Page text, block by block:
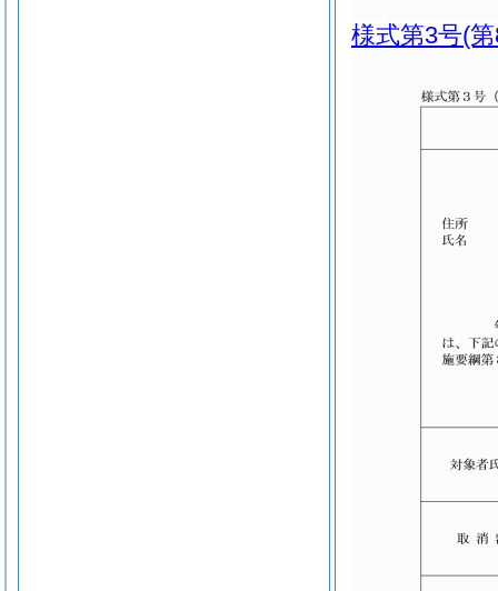
様式第3号(